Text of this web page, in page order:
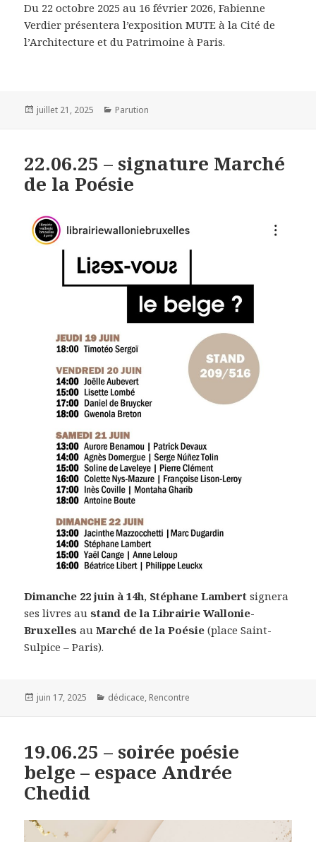
Du 22 octobre 2025 au 16 février 2026, Fabienne
Verdier présentera l’exposition MUTE à la Cité de
l’Architecture et du Patrimoine à Paris.
Publié
juillet 21, 2025 Catégories
Parution
22.06.25 – signature Marché
de la Poésie
Dimanche 22 juin à 14h, Stéphane Lambert signera
ses livres austand de la Librairie Wallonie-
Bruxelles auMarché de la Poésie (place Saint-
Sulpice – Paris).
Publié
juin 17, 2025 Catégories
dédicace, Rencontre
19.06.25 – soirée poésie
belge – espace Andrée
Chedid